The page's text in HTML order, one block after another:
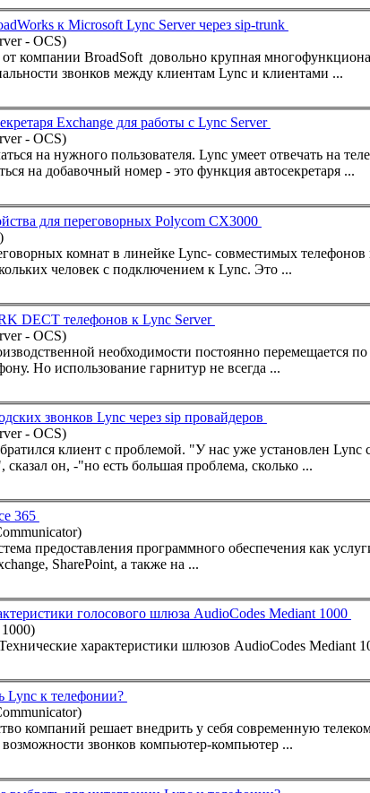
к Microsoft Lync Server через sip-trunk
- OCS)
услуг. Для
звонков между клиентам Lync
и клиентами ...
Exchange для работы с Lync Server
- OCS)
на нужного пользователя. Lyncумеет отвечать на
на добавочный номер - это функция автосекретаря ...
Обзор Lync-устройства для переговорных Polycom CX3000
комнат в линейке Lync- совместимых телефонов
презентаций для нескольких человек с подключением к Lync. Это ...
DECT телефонов к Lync Server
- OCS)
... тех, кто в силу
у. Но использование гарнитур не всегда ...
звонков Lync через sip провайдеров
- OCS)
Не так давно к нам обратился клиент с проблемой. "У нас уже установлен Lync
он, -"но есть большая проблема, сколько ...
365
от Microsoft. При этом предприятиям нет необходимости покупать пакет
, Exchange, SharePoint, а также на ...
голосового шлюза AudioCodes Mediant 1000
Lync к телефонии?
Все большее
сервера и получения возможности звонков компьютер-компьютер ...